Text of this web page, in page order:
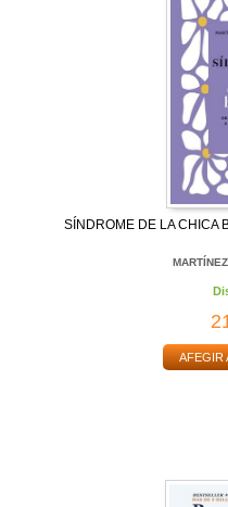
SÍNDROME DE LA CHICA
AFEGIR